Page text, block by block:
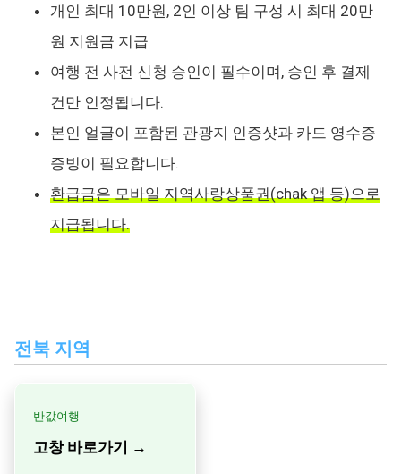
개인 최대 10만원, 2인 이상 팀 구성 시 최대 20만
원 지원금 지급
여행 전 사전 신청 승인이 필수이며, 승인 후 결제
건만 인정됩니다.
본인 얼굴이 포함된 관광지 인증샷과 카드 영수증
증빙이 필요합니다.
환급금은 모바일 지역사랑상품권(chak 앱 등)으로
지급됩니다.
전북 지역
반값여행
고창 바로가기 →